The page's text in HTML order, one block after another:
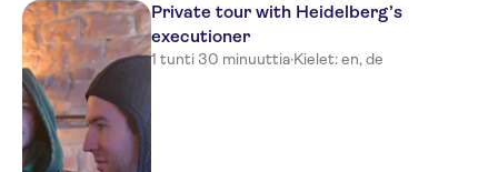
Private tour with Heidelberg’s
executioner
1 tunti 30 minuuttia·Kielet: en, de